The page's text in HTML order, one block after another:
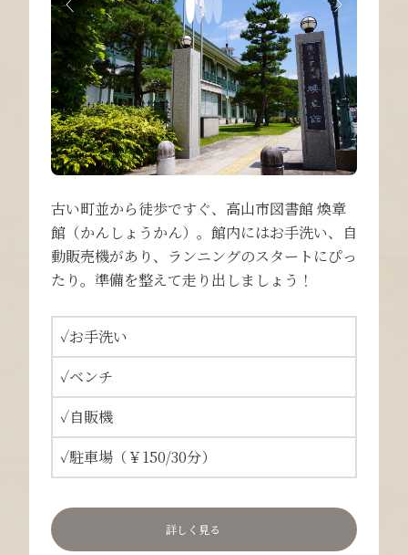
古い町並から徒歩ですぐ、高山市図書館 煥章
館（かんしょうかん）。館内にはお手洗い、自
動販売機があり、ランニングのスタートにぴっ
たり。準備を整えて走り出しましょう！
✓お手洗い
✓ベンチ
✓自販機
✓駐車場（￥150/30分）
詳しく見る